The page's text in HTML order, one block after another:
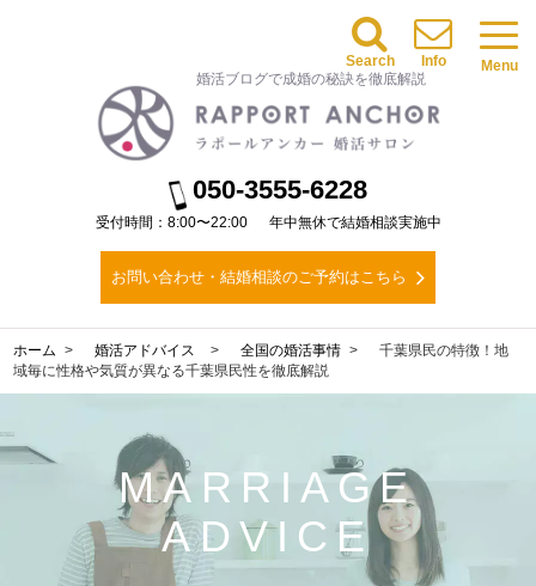
婚活ブログで成婚の秘訣を徹底解説
050-3555-6228
受付時間：8:00〜22:00 年中無休で結婚相談実施中
お問い合わせ・結婚相談のご予約はこちら
Menu
Info
Search
ホーム 婚活アドバイス 全国の婚活事情
千葉県民の特徴！地
域毎に性格や気質が異なる千葉県民性を徹底解説
MARRIAGE
ADVICE